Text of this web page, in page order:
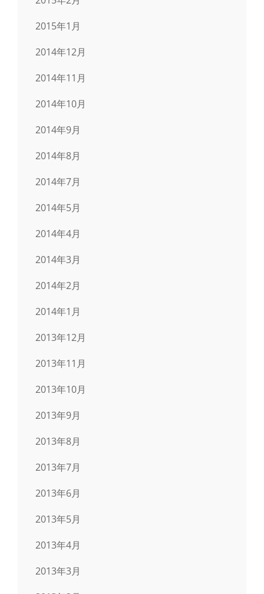
2015年1月
2014年12月
2014年11月
2014年10月
2014年9月
2014年8月
2014年7月
2014年5月
2014年4月
2014年3月
2014年2月
2014年1月
2013年12月
2013年11月
2013年10月
2013年9月
2013年8月
2013年7月
2013年6月
2013年5月
2013年4月
2013年3月